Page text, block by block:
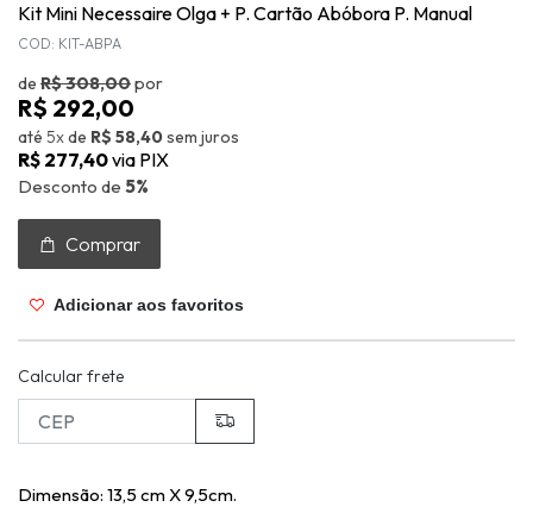
Kit Mini Necessaire Olga + P. Cartão Abóbora P. Manual
COD: KIT-ABPA
de R$ 308,00por
R$ 292,00
até 5xde R$ 58,40sem juros
R$ 277,40via PIX
Desconto de 5%
Comprar
Adicionar aos favoritos
Calcular frete
Dimensão: 13,5 cm X 9,5cm.